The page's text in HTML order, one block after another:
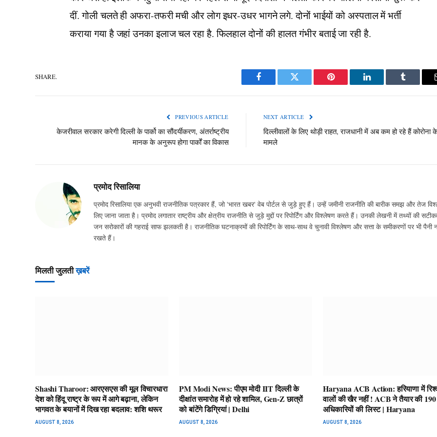
दीं. गोली चलते ही अफरा-तफरी मची और लोग इधर-उधर भागने लगे. दोनों भाईयों को अस्पताल में भर्ती
कराया गया है जहां उनका इलाज चल रहा है. फिलहाल दोनों की हालत गंभीर बताई जा रही है.
SHARE.
Facebook Twitter Pinterest LinkedIn Tumblr
PREVIOUS ARTICLE
केजरीवाल सरकार करेगी दिल्ली के पार्को का सौंदर्यीकरण, अंतर्राष्ट्रीय
मानक के अनुरूप होगा पार्कों का विकास
NEXT ARTICLE
दिल्लीवालों के लिए थोड़ी राहत, राजधानी में अब कम हो रहे हैं कोरोना
मामले
प्रमोद रिसालिया
प्रमोद रिसालिया एक अनुभवी राजनीतिक पत्रकार हैं, जो 'भारत खबर' वेब पोर्टल से जुड़े हुए हैं। उन्हें जमीनी राजनीति की बारीक समझ और तेज
लिए जाना जाता है। प्रमोद लगातार राष्ट्रीय और क्षेत्रीय राजनीति से जुड़े मुद्दों पर रिपोर्टिंग और विश्लेषण करते हैं। उनकी लेखनी में तथ्यों की
जन सरोकारों की गहराई साफ झलकती है। राजनीतिक घटनाक्रमों की रिपोर्टिंग के साथ-साथ वे चुनावी विश्लेषण और सत्ता के समीकरणों पर भी पैनी
रखते हैं।
मिलती जुलतीख़बरें
Shashi Tharoor: आरएसएस की मूल विचारधारा
देश को हिंदू राष्ट्र के रूप में आगे बढ़ाना, लेकिन
भागवत के बयानों में दिख रहा बदलाव: शशि थरूर
AUGUST 8, 2026
PM Modi News: पीएम मोदी IIT दिल्ली के
दीक्षांत समारोह में हो रहे शामिल, Gen-Z छात्रों
को बांटेंगे डिग्रियां | Delhi
AUGUST 8, 2026
Haryana ACB Action: हरियाणा में
वालों की खैर नहीं ! ACB ने तैयार की 190
अधिकारियों की लिस्ट | Haryana
AUGUST 8, 2026